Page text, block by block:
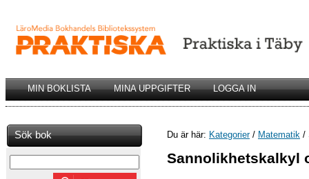
MIN BOKLISTA MINA UPPGIFTER LOGGA IN
Sök bok Du är här: Kategorier/ Matematik /
Sannolikhetskalkyl